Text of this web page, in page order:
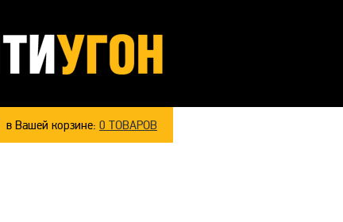
в Вашей корзине: 0 ТОВАРОВ